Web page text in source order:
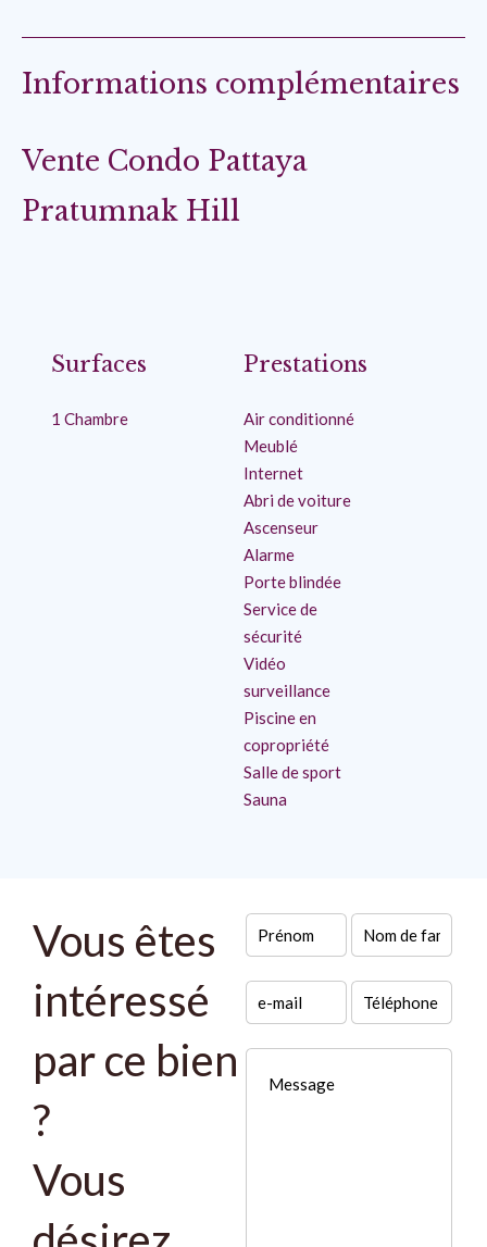
Informations complémentaires
Vente Condo Pattaya
Pratumnak Hill
Surfaces
1 Chambre
Prestations
Air conditionné
Meublé
Internet
Abri de voiture
Ascenseur
Alarme
Porte blindée
Service de
sécurité
Vidéo
surveillance
Piscine en
copropriété
Salle de sport
Sauna
Vous êtes
intéressé
par ce bien
?
Vous